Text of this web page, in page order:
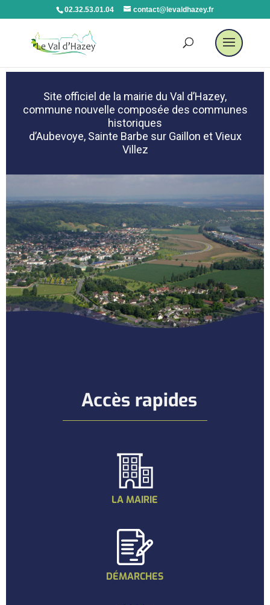
02.32.53.01.04 contact@levaldhazey.fr
Site officiel de la mairie du Val d’Hazey,
commune nouvelle composée des communes
historiques
d’Aubevoye, Sainte Barbe sur Gaillon et Vieux
Villez
Accès rapides
LA MAIRIE
DÉMARCHES